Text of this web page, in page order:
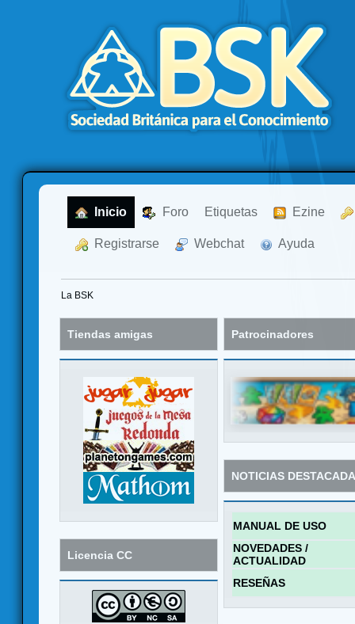
Inicio Foro Etiquetas Ezine
Registrarse Webchat Ayuda
La BSK
Tiendas amigas
Licencia CC
Patrocinadores
NOTICIAS
MANUAL DE USO
NOVEDADES /
ACTUALIDAD
RESEÑAS